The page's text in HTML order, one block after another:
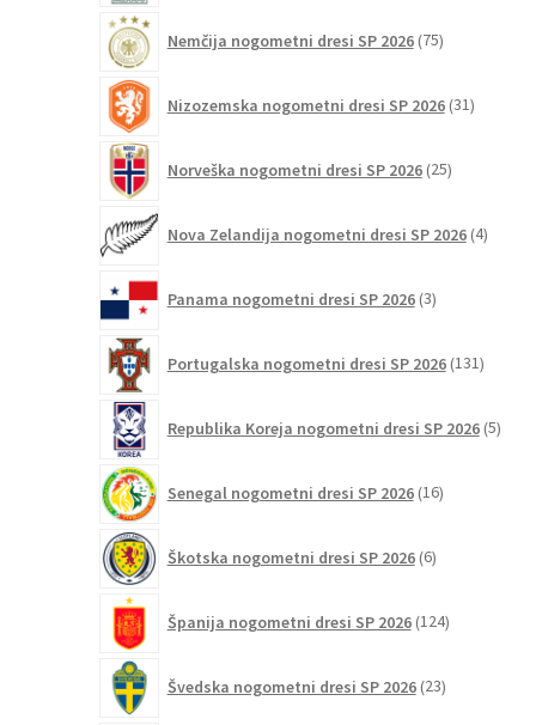
Nemčija nogometni dresi SP 2026 75izdelkov
Nizozemska nogometni dresi SP 2026 31izdelkov
Norveška nogometni dresi SP 2026 25izdelkov
Nova Zelandija nogometni dresi SP 2026 4izdelki
Panama nogometni dresi SP 2026 3izdelki
Portugalska nogometni dresi SP 2026 131
Republika Koreja nogometni dresi SP 2026 5
Senegal nogometni dresi SP 2026 16izdelkov
Škotska nogometni dresi SP 2026 6izdelkov
Španija nogometni dresi SP 2026 124izdelkov
Švedska nogometni dresi SP 2026 23izdelkov